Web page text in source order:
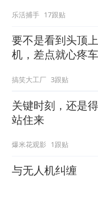
乐活捕手 17跟贴
要不是看到头顶
机，差点就心疼
搞笑大工厂 3跟贴
关键时刻，还是
站住来
爆米花观影 1跟贴
与无人机纠缠